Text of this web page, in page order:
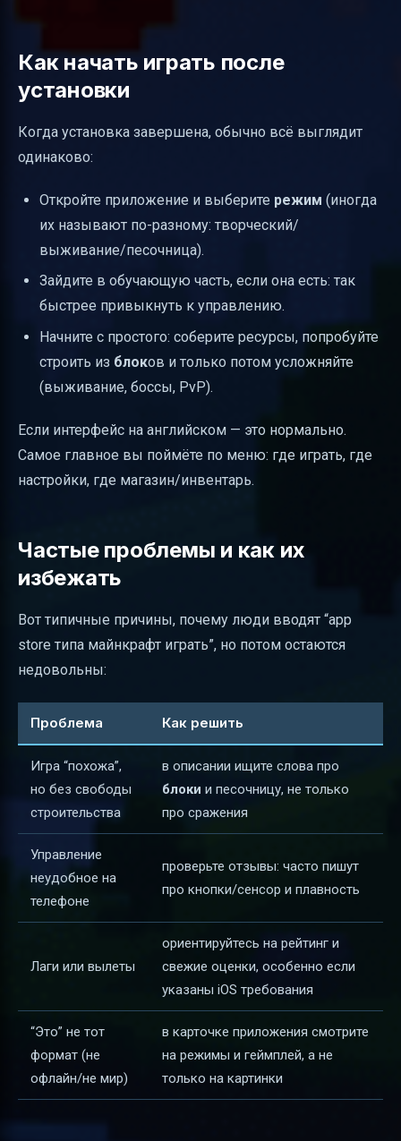
Как начать играть после
установки
Когда установка завершена, обычно всё выглядит
одинаково:
Откройте приложение и выберите режим (иногда
их называют по-разному: творческий/
выживание/песочница).
Зайдите в обучающую часть, если она есть: так
быстрее привыкнуть к управлению.
Начните с простого: соберите ресурсы, попробуйте
строить из блоков и только потом усложняйте
(выживание, боссы, PvP).
Если интерфейс на английском — это нормально.
Самое главное вы поймёте по меню: где играть, где
настройки, где магазин/инвентарь.
Частые проблемы и как их
избежать
Вот типичные причины, почему люди вводят “app
store типа майнкрафт играть”, но потом остаются
недовольны:
Проблема Как решить
Игра “похожа”,
но без свободы
строительства
в описании ищите слова про
блоки и песочницу, не только
про сражения
Управление
неудобное на
телефоне
проверьте отзывы: часто пишут
про кнопки/сенсор и плавность
Лаги или вылеты
ориентируйтесь на рейтинг и
свежие оценки, особенно если
указаны iOS требования
“Это” не тот
формат (не
офлайн/не мир)
в карточке приложения смотрите
на режимы и геймплей, а не
только на картинки